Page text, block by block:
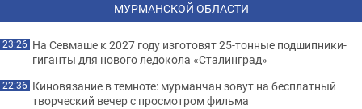
МУРМАНСКОЙ ОБЛАСТИ
23:26 На Севмаше к 2027 году изготовят 25-тонные подшипники-
гиганты для нового ледокола «Сталинград»
22:36 Киновязание в темноте: мурманчан зовут на бесплатный
творческий вечер с просмотром фильма